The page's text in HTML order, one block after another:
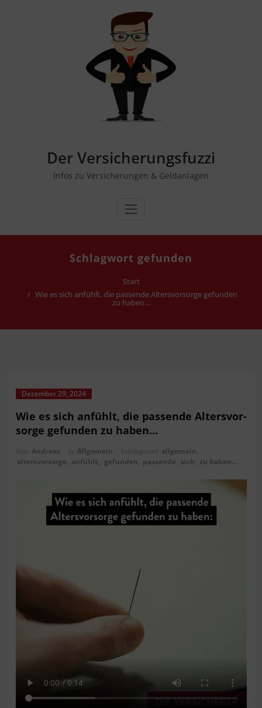
Der Versicherungsfuzzi
Infos zu Versicherungen & Geldanlagen
Schlagwort gefun­den
Start
Wie es sich anfühlt, die pas­sen­de Alters­vor­sor­ge gefun­den
zu haben…
Dezember 29, 2024
Wie es sich anfühlt, die pas­sen­de Alters­vor­
sor­ge gefun­den zu haben…
Andreas Allgemein allgemein
altersvorsorge anfühlt, gefun­den pas­sen­de sich zu haben…